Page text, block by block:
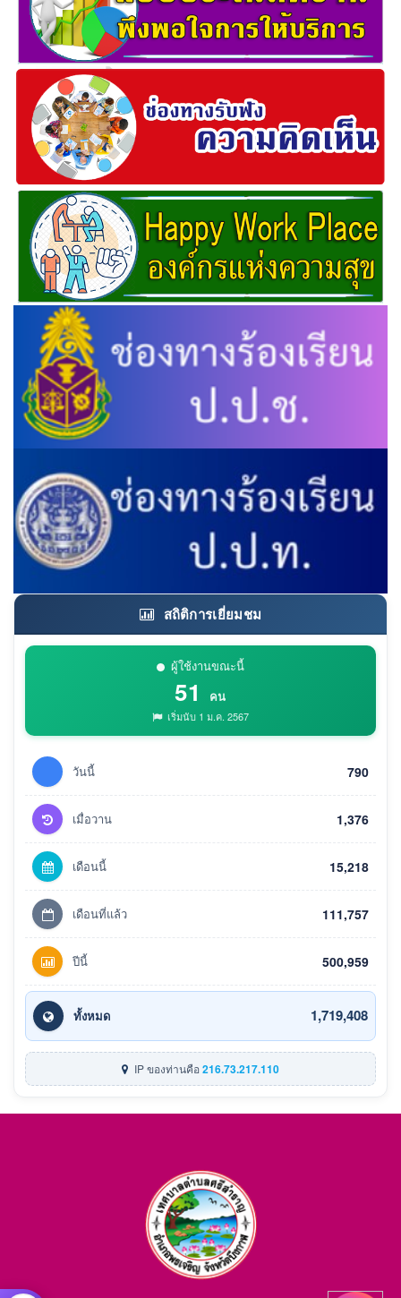
สถิติการเยี่ยมชม
ผู้ใช้งานขณะนี้
51 คน
เริ่มนับ 1 ม.ค. 2567
วันนี้ 790
เมื่อวาน 1,376
เดือนนี้ 15,218
เดือนที่แล้ว 111,757
ปีนี้ 500,959
ทั้งหมด 1,719,408
IP ของท่านคือ216.73.217.110